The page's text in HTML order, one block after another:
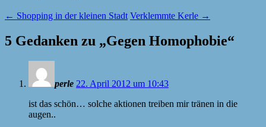
← Shopping in der kleinen Stadt Verklemmte Kerle →
5 Gedanken zu „Gegen Homophobie“
perle 22. April 2012 um 10:43
ist das schön… solche aktionen treiben mir tränen in die
augen..